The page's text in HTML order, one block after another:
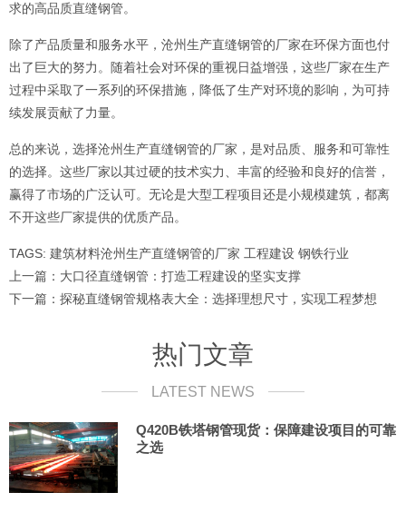
求的高品质直缝钢管。
除了产品质量和服务水平，沧州生产直缝钢管的厂家在环保方面也付
出了巨大的努力。随着社会对环保的重视日益增强，这些厂家在生产
过程中采取了一系列的环保措施，降低了生产对环境的影响，为可持
续发展贡献了力量。
总的来说，选择沧州生产直缝钢管的厂家，是对品质、服务和可靠性
的选择。这些厂家以其过硬的技术实力、丰富的经验和良好的信誉，
赢得了市场的广泛认可。无论是大型工程项目还是小规模建筑，都离
不开这些厂家提供的优质产品。
TAGS: 建筑材料沧州生产直缝钢管的厂家 工程建设 钢铁行业
上一篇： 大口径直缝钢管：打造工程建设的坚实支撑
下一篇： 探秘直缝钢管规格表大全：选择理想尺寸，实现工程梦想
热门文章
LATEST NEWS
Q420B铁塔钢管现货：保障建设项目的可靠
之选